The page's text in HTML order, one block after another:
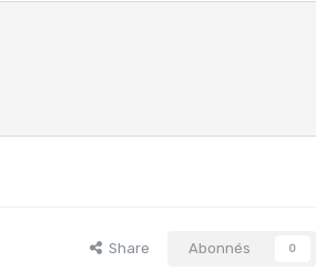
Share Abonnés 0